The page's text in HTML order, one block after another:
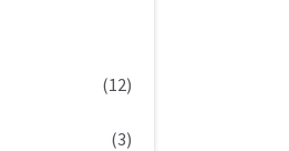
(12)
(3)